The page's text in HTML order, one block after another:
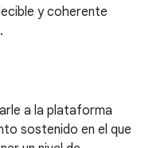
y coherente
a la plataforma
sostenido en el que